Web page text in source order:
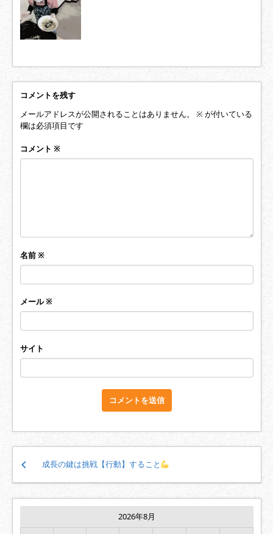
コメントを残す
メールアドレスが公開されることはありません。
※が付いている
欄は必須項目です
コメント ※
名前※
メール※
サイト
ナ
ゲ
成長の鍵は挑戦【行動】すること
2026年8月